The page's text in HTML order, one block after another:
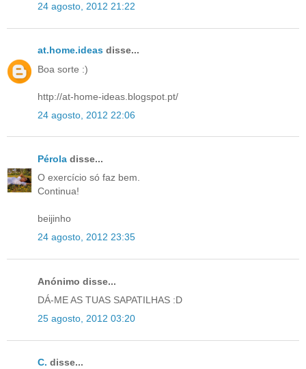
24 agosto, 2012 21:22
at.home.ideas disse...
Boa sorte :)
http://at-home-ideas.blogspot.pt/
24 agosto, 2012 22:06
Pérola disse...
O exercício só faz bem.
Continua!
beijinho
24 agosto, 2012 23:35
Anónimo disse...
DÁ-ME AS TUAS SAPATILHAS :D
25 agosto, 2012 03:20
C. disse...